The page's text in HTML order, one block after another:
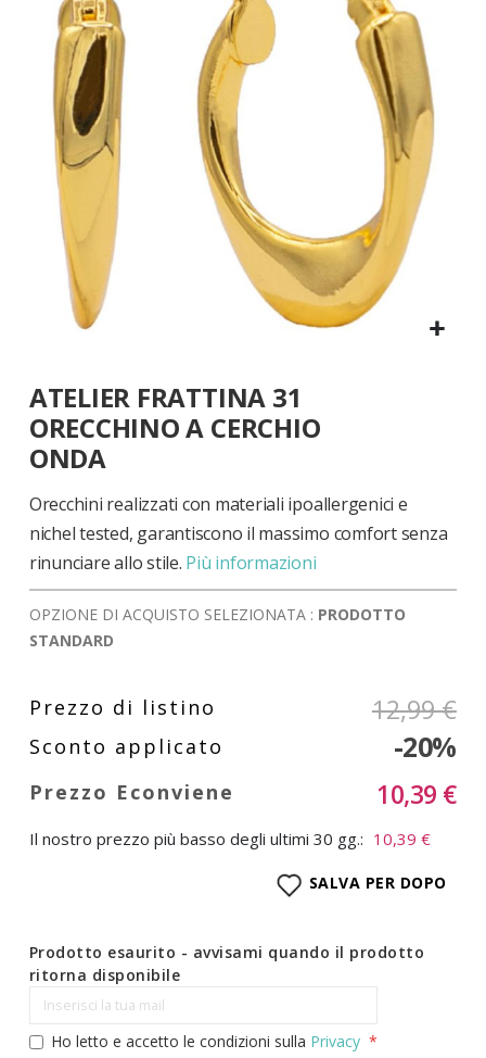
galleria
immagini
all'inizio
della
galleria
di
ATELIER FRATTINA 31
ORECCHINO A CERCHIO
ONDA
Orecchini realizzati con materiali ipoallergenici e
nichel tested, garantiscono il massimo comfort senza
rinunciare allo stile. Più informazioni
OPZIONE DI ACQUISTO SELEZIONATA : PRODOTTO
STANDARD
12,99 €
-20%
10,39 €
Il nostro prezzo più basso degli ultimi 30 gg.: 10,39 €
SALVA PER DOPO
Prodotto esaurito - avvisami quando il prodotto
ritorna disponibile
Ho letto e accetto le condizioni sulla Privacy